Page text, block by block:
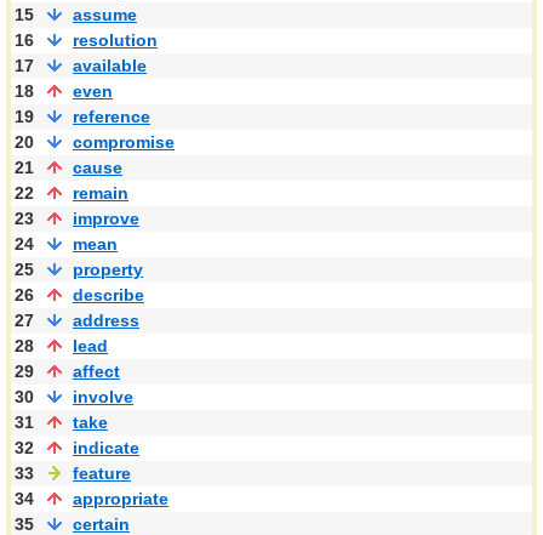
15
assume
16
resolution
17
available
18
even
19
reference
20
compromise
21
cause
22
remain
23
improve
24
mean
25
property
26
describe
27
address
28
lead
29
affect
30
involve
31
take
32
indicate
33
feature
34
appropriate
35
certain